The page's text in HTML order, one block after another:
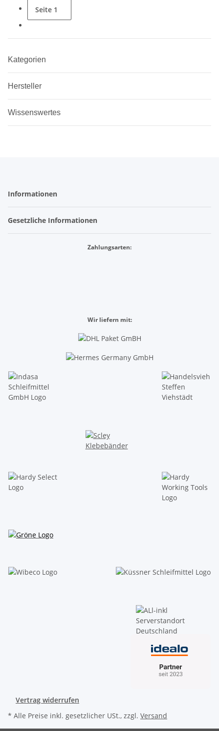
Seite 1
Kategorien
Hersteller
Wissenswertes
Informationen
Gesetzliche Informationen
Zahlungsarten:
Wir liefern mit:
Vertrag widerrufen
* Alle Preise inkl. gesetzlicher USt., zzgl. Versand